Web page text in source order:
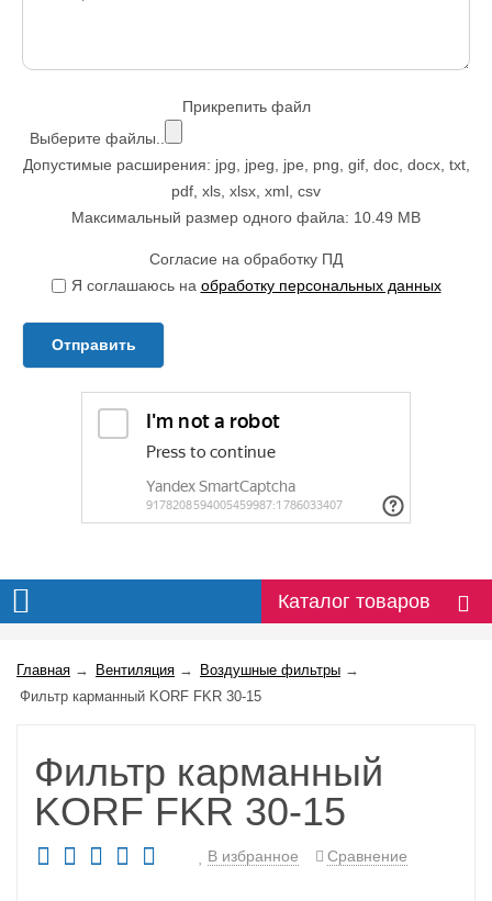
Прикрепить файл
Выберите файлы..
Допустимые расширения: jpg, jpeg, jpe, png, gif, doc, docx, txt,
pdf, xls, xlsx, xml, csv
Максимальный размер одного файла: 10.49 MB
Согласие на обработку ПД
Я соглашаюсь на обработку персональных данных
Отправить
Каталог товаров
Главная → Вентиляция → Воздушные фильтры →
Фильтр карманный KORF FKR 30-15
Фильтр карманный
KORF FKR 30-15
В избранное Сравнение